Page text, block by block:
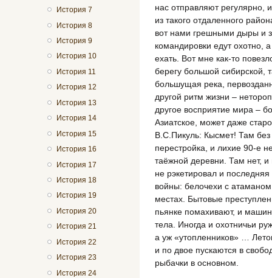
История 7
История 8
История 9
История 10
История 11
История 12
История 13
История 14
История 15
История 16
История 17
История 18
История 19
История 20
История 21
История 22
История 23
История 24
нас отправляют регулярно,
из такого отдаленного
вот нами грешными дыры и
командировки едут охотно,
ехать. Вот мне как-то
берегу большой сибирской,
большущая река,
другой ритм жизни –
другое восприятие мира –
Азиатское, может даже
В.С.Пикуль: Кысмет! Там
перестройка, и лихие 90-е
таёжной деревни. Там нет, и
не рэкетировал и
войны: белочехи с
местах. Бытовые
пьянке помахивают, и
тела. Иногда и охотничьи
а уж «утопленников» …
и по двое пускаются в
рыбачки в основном.